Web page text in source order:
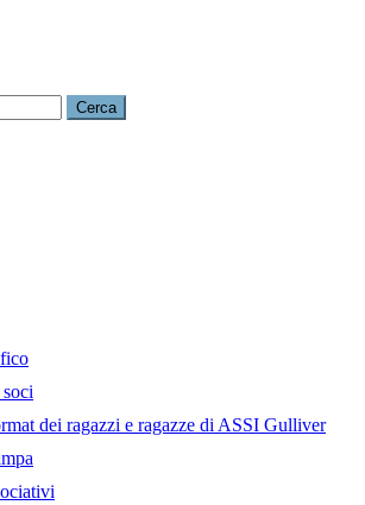
dei ragazzi e ragazze di ASSI Gulliver